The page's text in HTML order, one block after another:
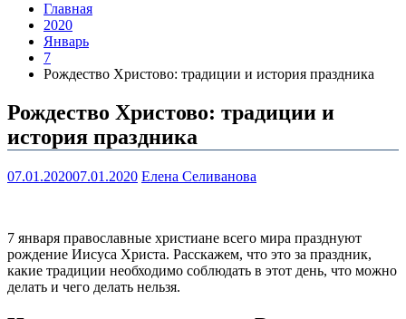
Главная
2020
Январь
7
Рождество Христово: традиции и история праздника
Рождество Христово: традиции и
история праздника
07.01.202007.01.2020 Елена Селиванова
7 января православные христиане всего мира празднуют
рождение Иисуса Христа. Расскажем, что это за праздник,
какие традиции необходимо соблюдать в этот день, что можно
делать и чего делать нельзя.